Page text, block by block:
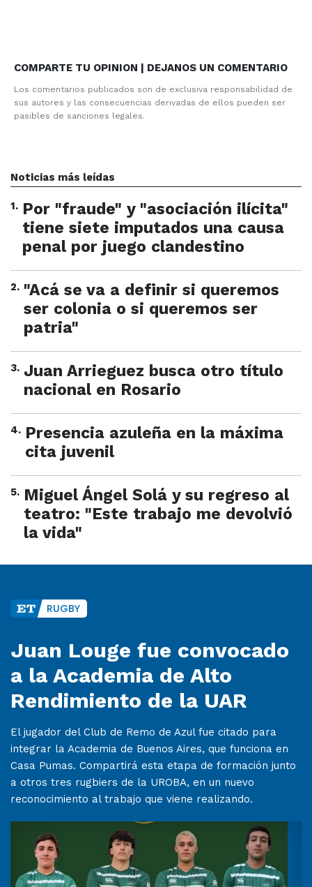
COMPARTE TU OPINION | DEJANOS UN COMENTARIO
Los comentarios publicados son de exclusiva responsabilidad de
sus autores y las consecuencias derivadas de ellos pueden ser
pasibles de sanciones legales.
Noticias más leídas
1. Por "fraude" y "asociación ilícita"
tiene siete imputados una causa
penal por juego clandestino
2. "Acá se va a definir si queremos
ser colonia o si queremos ser
patria"
3. Juan Arrieguez busca otro título
nacional en Rosario
4. Presencia azuleña en la máxima
cita juvenil
5. Miguel Ángel Solá y su regreso al
teatro: "Este trabajo me devolvió
la vida"
RUGBY
Juan Louge fue convocado
a la Academia de Alto
Rendimiento de la UAR
El jugador del Club de Remo de Azul fue citado para
integrar la Academia de Buenos Aires, que funciona en
Casa Pumas. Compartirá esta etapa de formación junto
a otros tres rugbiers de la UROBA, en un nuevo
reconocimiento al trabajo que viene realizando.